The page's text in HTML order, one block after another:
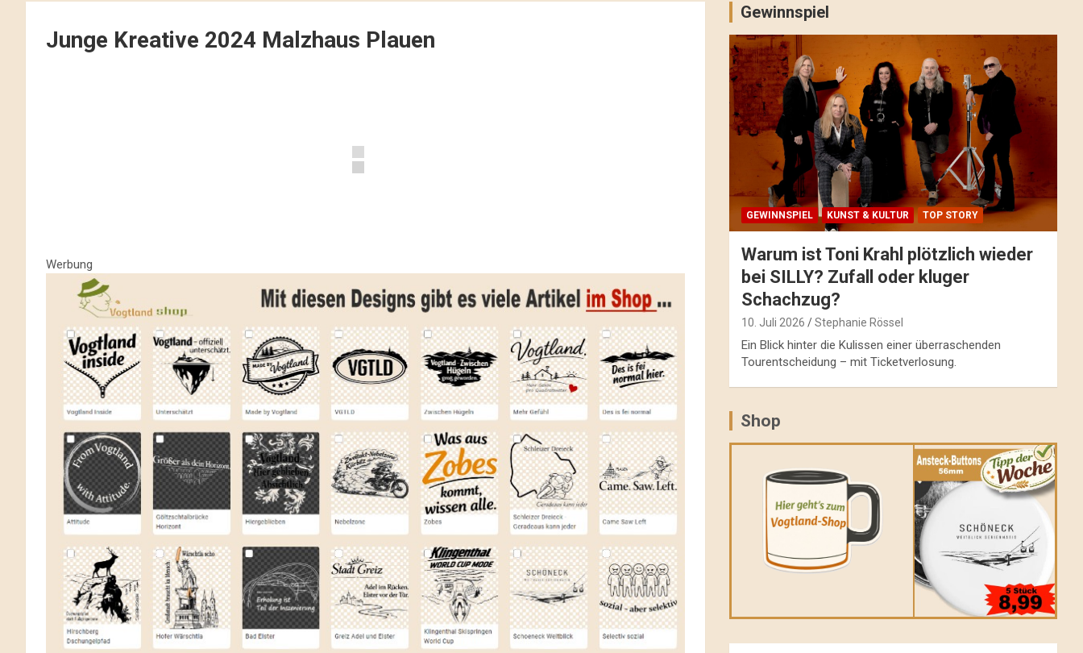
Junge Kreative 2024 Malzhaus Plauen
Werbung
Gewinnspiel
GEWINNSPIEL KUNST & KULTUR TOP STORY
Warum ist Toni Krahl plötzlich wieder
bei SILLY? Zufall oder kluger
Schachzug?
10. Juli 2026 Stephanie Rössel
Ein Blick hinter die Kulissen einer überraschenden
Tourentscheidung – mit Ticketverlosung.
Shop